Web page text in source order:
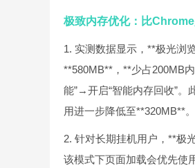
极致内存优化：比
1. 实测数据显示，**极光浏
**580MB**，**少占200MB
能”→开启“智能内存回收”。
用进一步降低至**320MB**。
2. 针对长期挂机用户，**极
该模式下页面加载会优先使